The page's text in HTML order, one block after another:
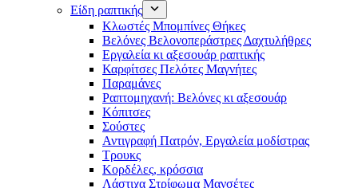
Είδη ραπτικής
Κλωστές Μπομπίνες Θήκες
Βελόνες Βελονοπεράστρες Δαχτυλήθρες
Εργαλεία κι αξεσουάρ ραπτικής
Καρφίτσες Πελότες Μαγνήτες
Παραμάνες
Ραπτομηχανή: Βελόνες κι αξεσουάρ
Κόπιτσες
Σούστες
Αντιγραφή Πατρόν, Εργαλεία μοδίστρας
Τρουκς
Κορδέλες, κρόσσια
Λάστιχα Στρίφωμα Μανσέτες